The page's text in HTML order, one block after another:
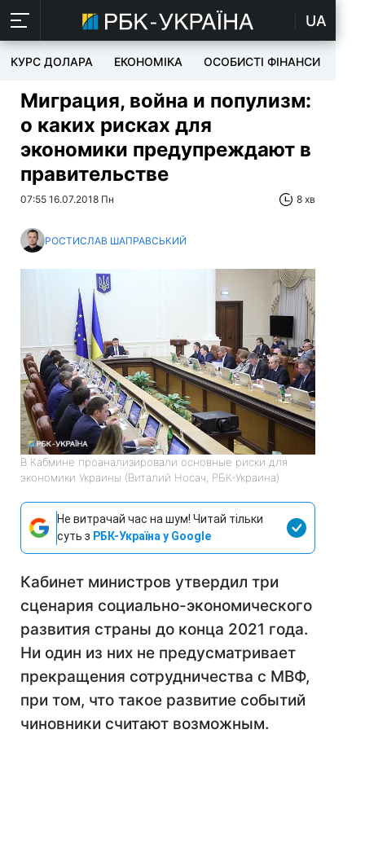
UA
КУРС ДОЛАРА ЕКОНОМІКА ОСОБИСТІ ФІНАНСИ
Миграция, война и популизм:
о каких рисках для
экономики предупреждают в
правительстве
07:55 16.07.2018 Пн 8 хв
РОСТИСЛАВ ШАПРАВСЬКИЙ
В Кабмине проанализировали основные риски для
экономики Украины (Виталий Носач, РБК-Украина)
Не витрачай час на шум! Читай тільки
суть з РБК-Україна у Google
Кабинет министров утвердил три
сценария социально-экономического
развития страны до конца 2021 года.
Ни один из них не предусматривает
прекращения сотрудничества с МВФ,
при том, что такое развитие событий
чиновники считают возможным.